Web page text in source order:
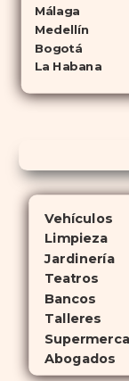
Málaga
Medellín
Bogotá
La Habana
Vehículos
Limpieza
Jardinería
Teatros
Bancos
Talleres
Abogados